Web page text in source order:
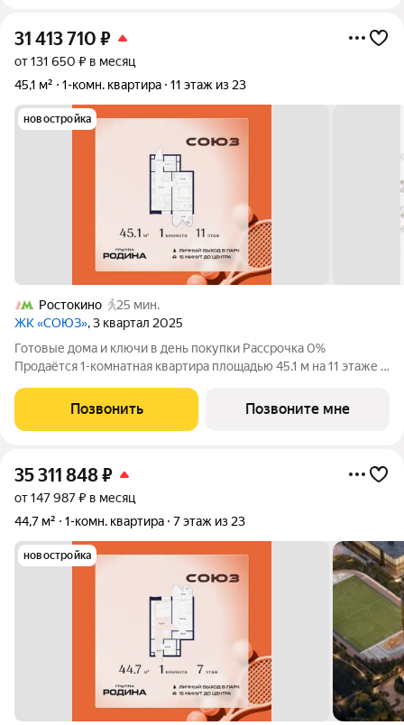
31 413 710 ₽
от 131 650 ₽ в месяц
45,1 м²
1-комн. квартира 11 этаж из 23
новостройка
Ростокино
25 мин.
ЖК «СОЮЗ», 3 квартал 2025
Готовые дома и ключи в день покупки Рассрочка 0%
Продаётся 1-комнатная квартира площадью 45.1 м на 11 этаже в
класса с рекордным количеством олимпийских видов спорта: -
Ледовая арена для хоккея и
Позвонить Позвоните мне
35 311 848₽
от 147 987 ₽ в месяц
44,7 м²
1-комн. квартира 7 этаж из 23
новостройка